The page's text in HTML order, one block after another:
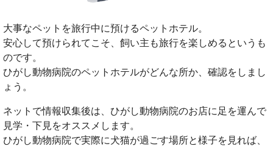
大事なペットを旅行中に預けるペットホテル。
安心して預けられてこそ、飼い主も旅行を楽しめるというも
のです。
ひがし動物病院のペットホテルがどんな所か、確認をしまし
ょう。
ネットで情報収集後は、ひがし動物病院のお店に足を運んで
見学・下見をオススメします。
ひがし動物病院で実際に犬猫が過ごす場所と様子を見れば、